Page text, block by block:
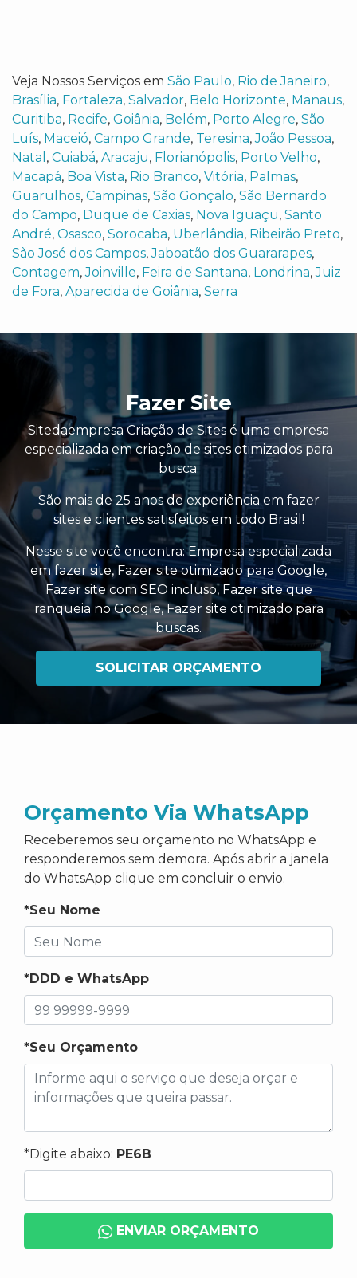
Veja Nossos Serviços em São Paulo, Rio de Janeiro,
Brasília, Fortaleza, Salvador, Belo Horizonte, Manaus,
Curitiba, Recife, Goiânia, Belém, Porto Alegre, São
Luís, Maceió, Campo Grande, Teresina,João Pessoa,
Natal , Cuiabá, Aracaju, Florianópolis, Porto Velho,
Macapá, Boa Vista, Rio Branco, Vitória, Palmas,
Guarulhos, Campinas, São Gonçalo, São Bernardo
do Campo, Duque de Caxias, Nova Iguaçu, Santo
André, Osasco, Sorocaba, Uberlândia, Ribeirão Preto,
São José dos Campos,Jaboatão dos Guararapes,
Contagem,Joinville, Feira de Santana, Londrina,Juiz
de Fora, Aparecida de Goiânia, Serra
Fazer Site
Sitedaempresa Criação de Sites é uma empresa
especializada em criação de sites otimizados para
busca.
São mais de 25 anos de experiência em fazer
sites e clientes satisfeitos em todo Brasil!
Nesse site você encontra:Empresa especializada
em fazer site,Fazer site otimizado para Google,
Fazer site com SEO incluso, Fazer site que
ranqueia no Google,Fazer site otimizado para
buscas.
SOLICITAR ORÇAMENTO
Orçamento Via WhatsApp
Receberemos seu orçamento no WhatsApp e
responderemos sem demora. Após abrir a janela
do WhatsApp clique em concluir o envio.
*Seu Nome
*DDD e WhatsApp
*Seu Orçamento
*Digite abaixo: PE6B
ENVIAR ORÇAMENTO